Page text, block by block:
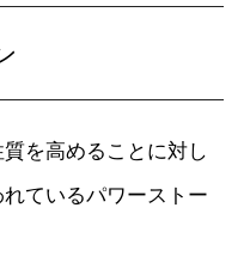
を高めることに対し
ているパワーストー